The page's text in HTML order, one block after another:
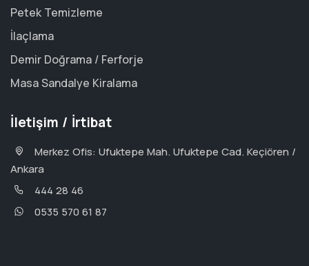
Petek Temizleme
İlaçlama
Demir Doğrama / Ferforje
Masa Sandalye Kiralama
İletişim / İrtibat
Merkez Ofis: Ufuktepe Mah. Ufuktepe Cad. Keçiören /
Ankara
444 28 46
0535 570 61 87